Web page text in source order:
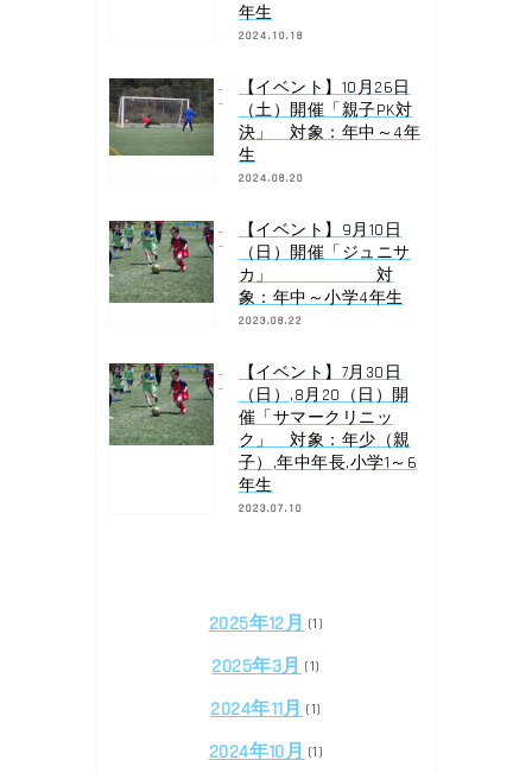
年生
2024.10.18
【イベント】10月26日
（土）開催「親子PK対
決」 対象：年中～4年
生
2024.08.20
【イベント】9月10日
（日）開催「ジュニサ
カ」 対
象：年中～小学4年生
2023.08.22
【イベント】7月30日
（日）,8月20（日）開
催「サマークリニッ
ク」 対象：年少（親
子）,年中年長,小学1～6
年生
2023.07.10
2025年12月 (1)
2025年3月 (1)
2024年11月 (1)
2024年10月 (1)